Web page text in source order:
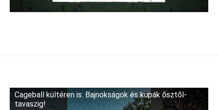
Cageball kültéren is: Bajnokságok és kupák ősztől-
tavaszig!